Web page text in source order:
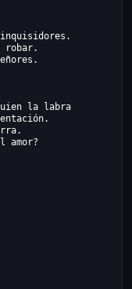
inquisidores.
robar.
la labra
amor?